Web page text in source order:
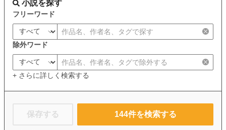
小説を探す
フリーワード
除外ワード
+ さらに詳しく検索する
保存する 144件を検索する